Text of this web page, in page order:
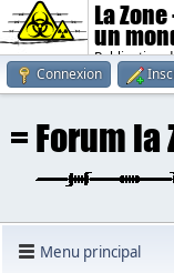
La
un
Publication
Connexion
Menu principal